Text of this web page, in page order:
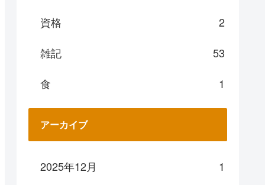
資格
2
雑記
53
食
1
アーカイブ
2025年12月
1